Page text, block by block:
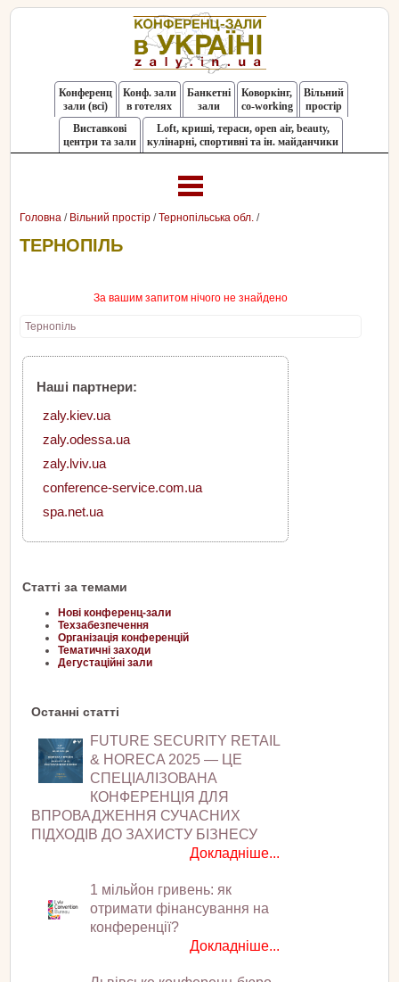
Конференц
зали (всі)
Конф. зали
в готелях
Банкетні
зали
Коворкінг,
co-working
Вільний
простір
Виставкові
центри та зали
Loft, криші, тераси, оpen air, beauty,
кулінарні, спортивні та ін. майданчики
Головна / Вільний простір /Тернопільська обл. /
ТЕРНОПІЛЬ
За вашим запитом нічого не знайдено
Тернопіль
Наші партнери:
zaly.kiev.ua
zaly.odessa.ua
zaly.lviv.ua
conference-service.com.ua
spa.net.ua
Статті за темами
Нові конференц-зали
Техзабезпечення
Організація конференцій
Тематичні заходи
Дегустаційні зали
Останні статті
FUTURE SECURITY RETAIL
& HORECA 2025 — ЦЕ
СПЕЦІАЛІЗОВАНА
КОНФЕРЕНЦІЯ ДЛЯ
ВПРОВАДЖЕННЯ СУЧАСНИХ
ПІДХОДІВ ДО ЗАХИСТУ БІЗНЕСУ
Докладніше...
1 мільйон гривень: як
отримати фінансування на
конференції?
Докладніше...